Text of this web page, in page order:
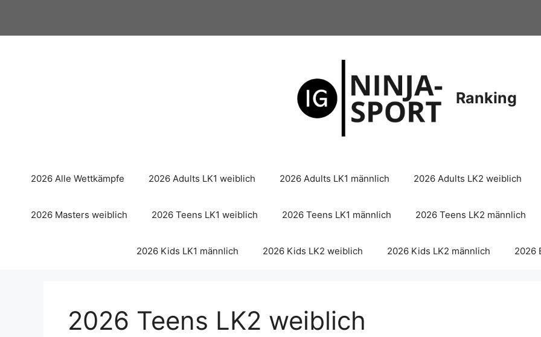
springen
Ranking
2026 Alle Wettkämpfe 2026 Adults LK1 weiblich 2026 Adults LK1 männlich 2026 Adults LK2 weiblich
2026 Masters weiblich 2026 Teens LK1 weiblich 2026 Teens LK1 männlich 2026 Teens LK2 männlich
2026 Kids LK1 männlich 2026 Kids LK2 weiblich 2026 Kids LK2 männlich 2026
2026 Teens LK2 weiblich